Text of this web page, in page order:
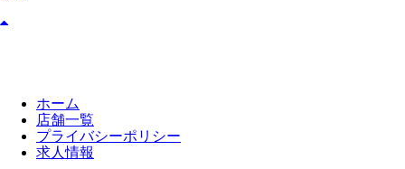
ホーム
店舗一覧
プライバシーポリシー
求人情報